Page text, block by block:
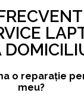
o reparație
meu?